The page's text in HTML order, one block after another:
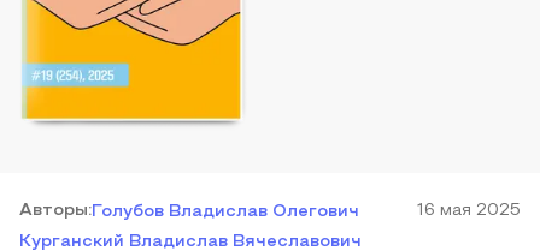
Авторы:Голубов Владислав Олегович
Курганский Владислав Вячеславович
16 мая 2025